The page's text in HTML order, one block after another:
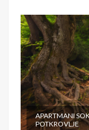
APARTMANI
POTKROVLJE